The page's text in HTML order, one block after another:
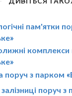
пам'ятки
поруч з парком
залізниці поруч